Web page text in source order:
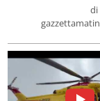
di
gazzettamatin